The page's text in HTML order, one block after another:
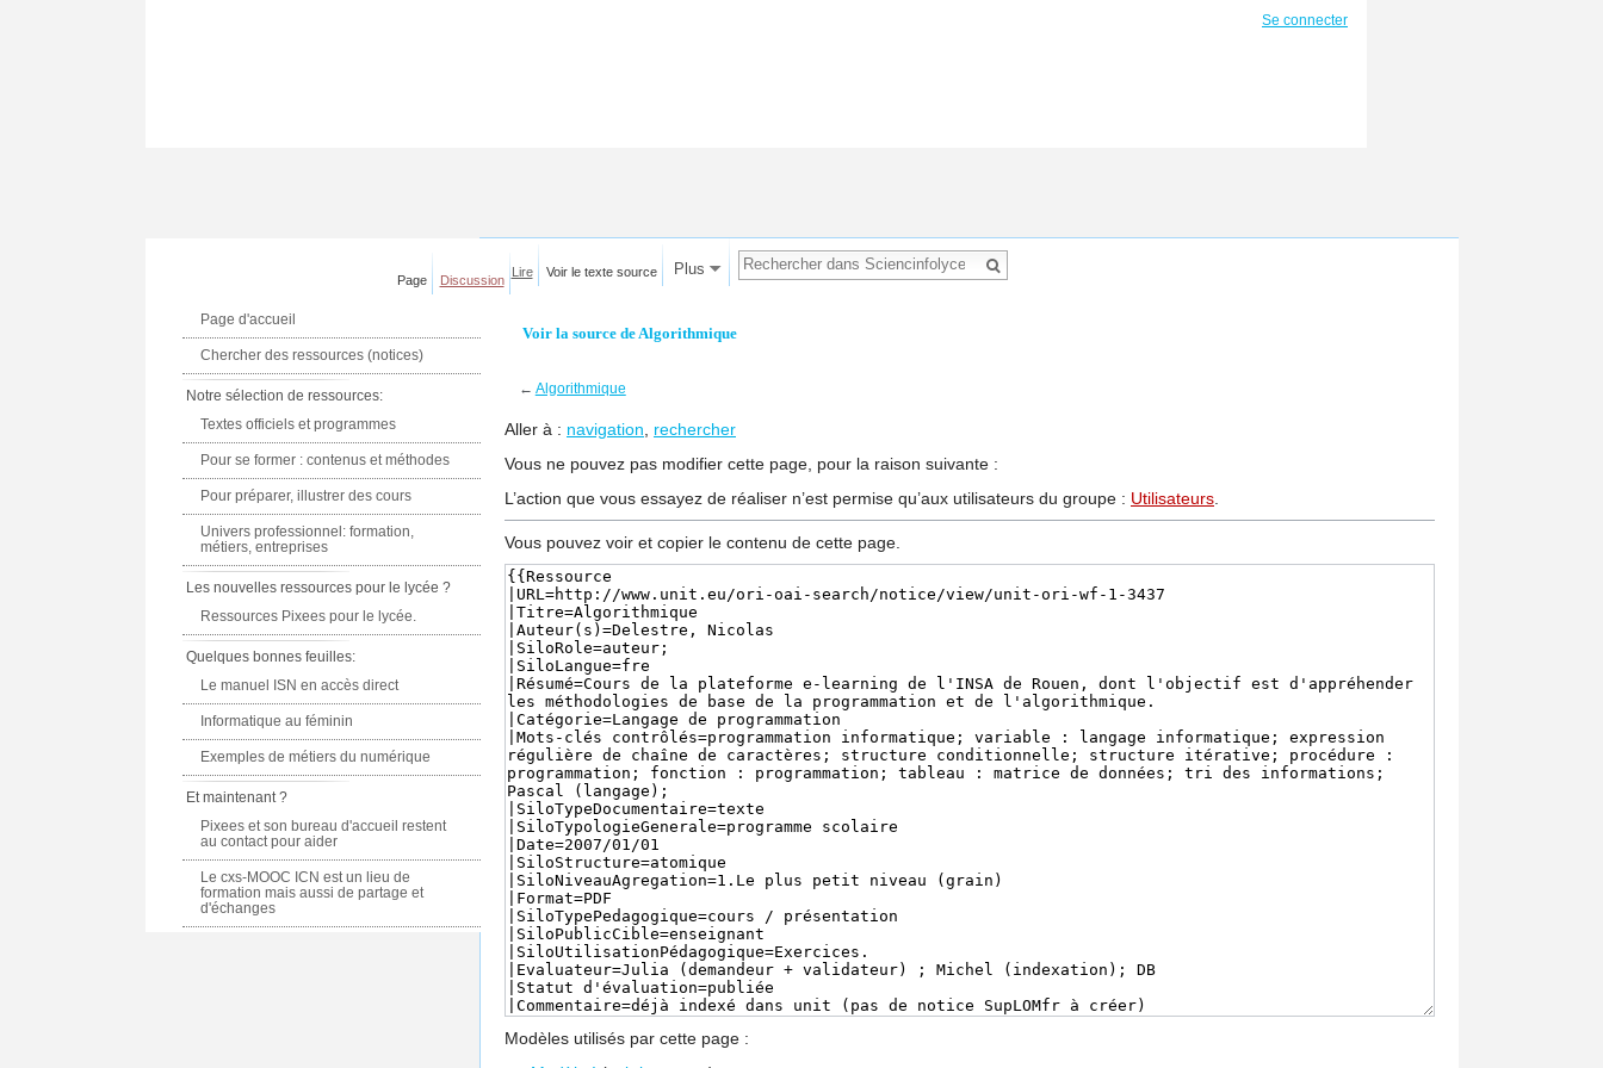
Voir la source de Algorithmique
← Algorithmique
Aller à : navigation, rechercher
Vous ne pouvez pas modifier cette page, pour la raison suivante :
L’action que vous essayez de réaliser n’est permise qu’aux utilisateurs du groupe : Utilisateurs.
Vous pouvez voir et copier le contenu de cette page.
Modèles utilisés par cette page :
Se connecter
Page Discussion
Lire Voir le texte source Plus
Page d'accueil
Chercher des ressources (notices)
Notre sélection de ressources:
Textes officiels et programmes
Pour se former : contenus et méthodes
Pour préparer, illustrer des cours
Univers professionnel: formation,
métiers, entreprises
Les nouvelles ressources pour le lycée ?
Ressources Pixees pour le lycée.
Quelques bonnes feuilles:
Le manuel ISN en accès direct
Informatique au féminin
Exemples de métiers du numérique
Et maintenant ?
Pixees et son bureau d'accueil restent
au contact pour aider
Le cxs-MOOC ICN est un lieu de
formation mais aussi de partage et
d'échanges